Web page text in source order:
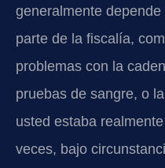
generalmente
parte de la fiscalía,
problemas con la
pruebas de sangre, o
usted estaba
veces, bajo